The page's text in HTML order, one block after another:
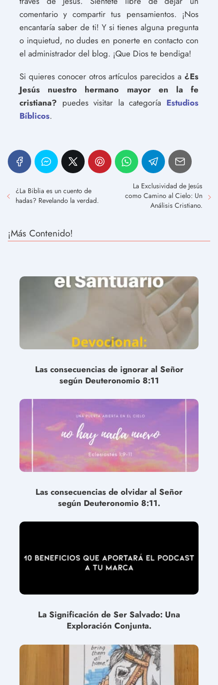
comentario y compartir tus pensamientos. ¡Nos
encantaría saber de ti! Y si tienes alguna pregunta
o inquietud, no dudes en ponerte en contacto con
el administrador del blog. ¡Que Dios te bendiga!
Si quieres conocer otros artículos parecidos a ¿Es
Jesús nuestro hermano mayor en la fe
cristiana? puedes visitar la categoría Estudios
Bíblicos.
¿La Biblia es un cuento de
hadas? Revelando la verdad.
La Exclusividad de Jesús
como Camino al Cielo: Un
Análisis Cristiano.
¡Más Contenido!
Las consecuencias de ignorar al Señor
según Deuteronomio 8:11
Las consecuencias de olvidar al Señor
según Deuteronomio 8:11.
La Significación de Ser Salvado: Una
Exploración Conjunta.